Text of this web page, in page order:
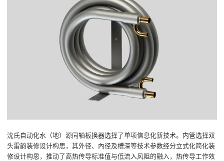
沈氏自动化水（地）源同轴板换器选择了单项信息化新技术。内管选择双
头雷韵装修设计构思，其外径、內径及槽深等技术参数经分立式化简化装
修设计构思，推动了高热传导标准值与低流入风阻的融入，热传导工作效